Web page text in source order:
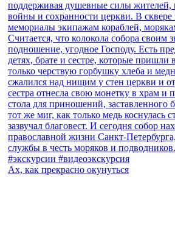
Ах, как прекрасно окунуться